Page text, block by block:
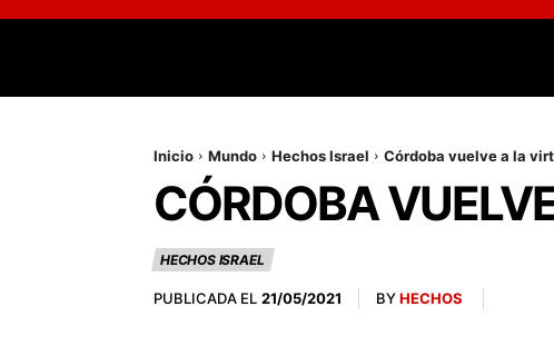
Inicio Mundo Hechos Israel Córdoba vuelve a la
CÓRDOBA
HECHOS ISRAEL
PUBLICADA EL 21/05/2021 BYHECHOS